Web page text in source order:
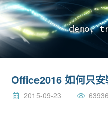
demo, t
Office2016 如何只安
2015-09-23 63936